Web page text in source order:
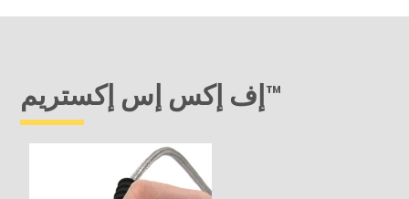
إف إكس إس إكستريم™